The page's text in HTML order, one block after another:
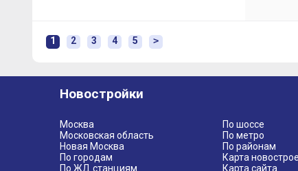
1 2 3 4 5 >
Новостройки
Москва
Московская область
Новая Москва
По городам
По ЖД станциям
По шоссе
По метро
По районам
Карта
Карта сайта